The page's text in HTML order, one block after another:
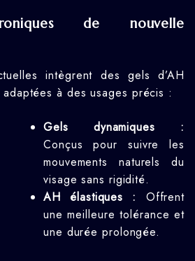
de nouvelle
intègrent des gels d’AH
à des usages précis :
Gels dynamiques :
Conçus pour suivre les
mouvements naturels du
visage sans rigidité.
AH élastiques :
Offrent
une meilleure tolérance et
une durée prolongée.